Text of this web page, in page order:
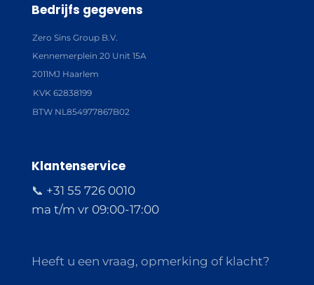
Bedrijfs gegevens
Zero Sins Group B.V.
Kennemerplein 20 Unit 15A
2011MJ Haarlem
KVK 62838199
BTW NL854977867B02
Klantenservice
📞 +31 55 726 0010
ma t/m vr 09:00-17:00
Heeft u een vraag, opmerking of klacht?